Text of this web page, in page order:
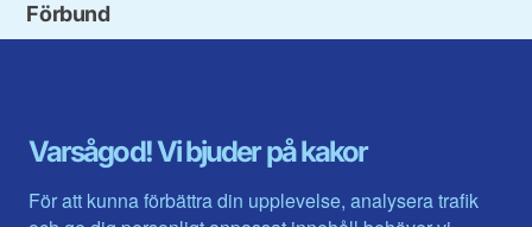
Varsågod! Vi bjuder på kakor
För att kunna förbättra din upplevelse, analysera trafik
Förbund
Gävleborg
Halland
Jämtlands län
Jönköpings län
Värmlands län
Västerbotten
Västra Götaland
Västernorrland